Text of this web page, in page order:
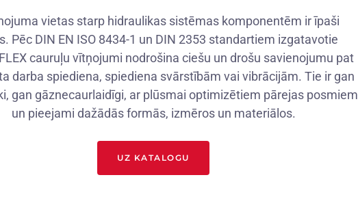
vietas starp hidraulikas sistēmas komponentēm ir īpaši
Pēc DIN EN ISO 8434-1 un DIN 2353 standartiem izgatavotie
cauruļu vītņojumi nodrošina ciešu un drošu savienojumu pat
darba spiediena, spiediena svārstībām vai vibrācijām. Tie ir gan
gan gāznecaurlaidīgi, ar plūsmai optimizētiem pārejas posmiem
un pieejami dažādās formās, izmēros un materiālos.
UZ KATALOGU